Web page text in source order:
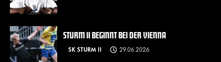
STURM II BEGINNT BEI DER VIENNA
SK STURM II 29.06.2026